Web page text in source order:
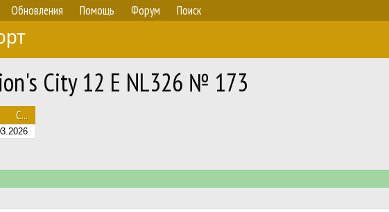
Обновления Помощь Форум Поиск
City 12 E NL326 № 173
С...